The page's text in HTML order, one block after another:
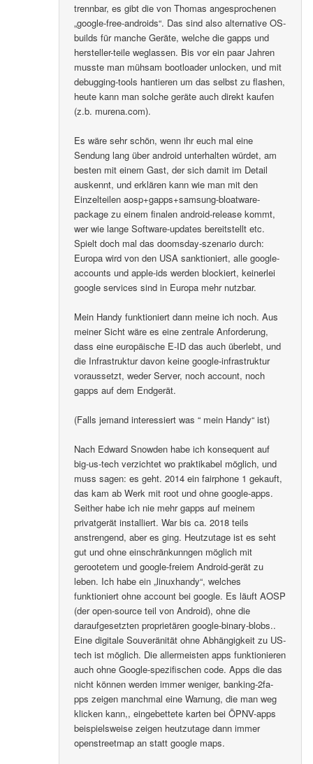
trennbar, es gibt die von Thomas angesprochenen
„google-free-androids“. Das sind also alternative OS-
builds für manche Geräte, welche die gapps und
hersteller-teile weglassen. Bis vor ein paar Jahren
musste man mühsam bootloader unlocken, und mit
debugging-tools hantieren um das selbst zu flashen,
heute kann man solche geräte auch direkt kaufen
(z.b. murena.com).
Es wäre sehr schön, wenn ihr euch mal eine
Sendung lang über android unterhalten würdet, am
besten mit einem Gast, der sich damit im Detail
auskennt, und erklären kann wie man mit den
Einzelteilen aosp+gapps+samsung-bloatware-
package zu einem finalen android-release kommt,
wer wie lange Software-updates bereitstellt etc.
Spielt doch mal das doomsday-szenario durch:
Europa wird von den USA sanktioniert, alle google-
accounts und apple-ids werden blockiert, keinerlei
google services sind in Europa mehr nutzbar.
Mein Handy funktioniert dann meine ich noch. Aus
meiner Sicht wäre es eine zentrale Anforderung,
dass eine europäische E-ID das auch überlebt, und
die Infrastruktur davon keine google-infrastruktur
voraussetzt, weder Server, noch account, noch
gapps auf dem Endgerät.
(Falls jemand interessiert was “ mein Handy“ ist)
Nach Edward Snowden habe ich konsequent auf
big-us-tech verzichtet wo praktikabel möglich, und
muss sagen: es geht. 2014 ein fairphone 1 gekauft,
das kam ab Werk mit root und ohne google-apps.
Seither habe ich nie mehr gapps auf meinem
privatgerät installiert. War bis ca. 2018 teils
anstrengend, aber es ging. Heutzutage ist es seht
gut und ohne einschränkunngen möglich mit
gerootetem und google-freiem Android-gerät zu
leben. Ich habe ein „linuxhandy“, welches
funktioniert ohne account bei google. Es läuft AOSP
(der open-source teil von Android), ohne die
daraufgesetzten proprietären google-binary-blobs..
Eine digitale Souveränität ohne Abhängigkeit zu US-
tech ist möglich. Die allermeisten apps funktionieren
auch ohne Google-spezifischen code. Apps die das
nicht können werden immer weniger, banking-2fa-
pps zeigen manchmal eine Warnung, die man weg
klicken kann,, eingebettete karten bei ÖPNV-apps
beispielsweise zeigen heutzutage dann immer
openstreetmap an statt google maps.